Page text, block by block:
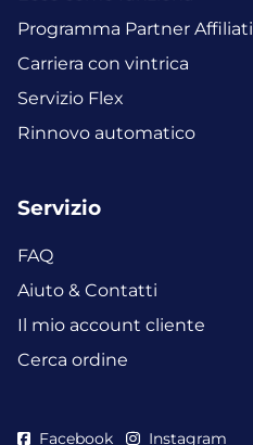
Programma Partner Affiliati
Carriera con vintrica
Servizio Flex
Rinnovo automatico
Servizio
FAQ
Aiuto & Contatti
Il mio account cliente
Cerca ordine
Facebook Instagram